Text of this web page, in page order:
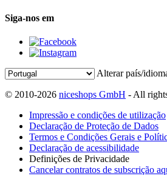
Siga-nos em
Alterar país/
© 2010-2026 niceshops GmbH - All
Impressão e condições de utilização
Declaração de Proteção de Dados
Termos e Condições Gerais e
Declaração de acessibilidade
Definições de Privacidade
Cancelar contratos de subscrição